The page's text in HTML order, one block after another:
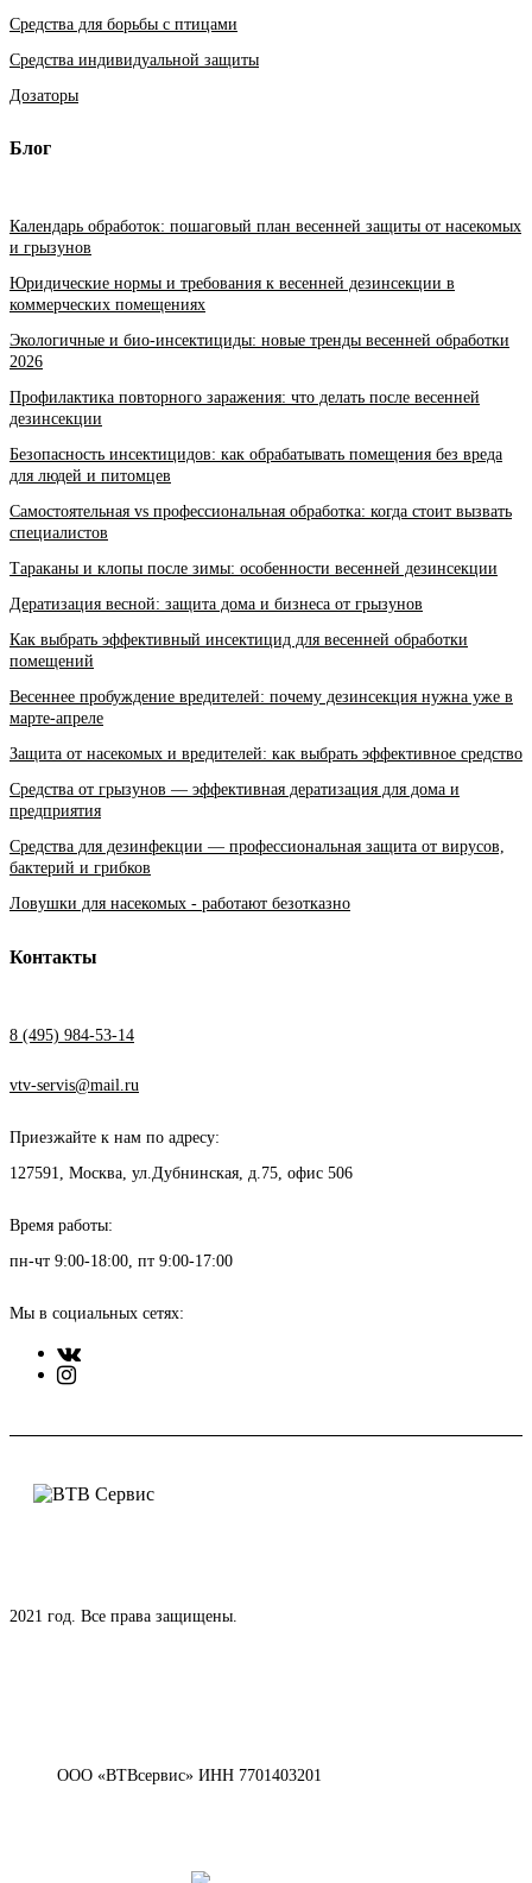
Средства для борьбы с птицами
Средства индивидуальной защиты
Дозаторы
Блог
Календарь обработок: пошаговый план весенней защиты от насекомых
и грызунов
Юридические нормы и требования к весенней дезинсекции в
коммерческих помещениях
Экологичные и био-инсектициды: новые тренды весенней обработки
2026
Профилактика повторного заражения: что делать после весенней
дезинсекции
Безопасность инсектицидов: как обрабатывать помещения без вреда
для людей и питомцев
Самостоятельная vs профессиональная обработка: когда стоит вызвать
специалистов
Тараканы и клопы после зимы: особенности весенней дезинсекции
Дератизация весной: защита дома и бизнеса от грызунов
Как выбрать эффективный инсектицид для весенней обработки
помещений
Весеннее пробуждение вредителей: почему дезинсекция нужна уже в
марте-апреле
Защита от насекомых и вредителей: как выбрать эффективное средство
Средства от грызунов — эффективная дератизация для дома и
предприятия
Средства для дезинфекции — профессиональная защита от вирусов,
бактерий и грибков
Ловушки для насекомых - работают безотказно
Контакты
8 (495) 984-53-14
vtv-servis@mail.ru
Приезжайте к нам по адресу:
127591, Москва, ул.Дубнинская, д.75, офис 506
Время работы:
пн-чт 9:00-18:00, пт 9:00-17:00
Мы в социальных сетях:
2021 год. Все права защищены.
ООО «ВТВсервис» ИНН 7701403201